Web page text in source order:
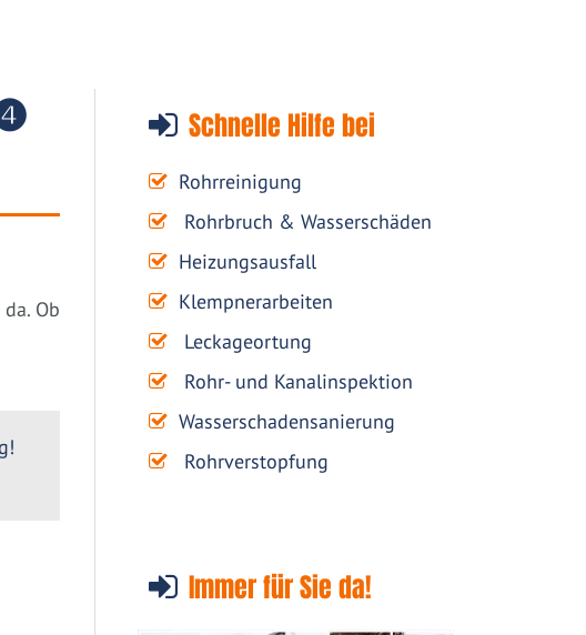
Schnelle Hilfe bei
Rohrreinigung
Rohrbruch & Wasserschäden
Heizungsausfall
Klempnerarbeiten
Leckageortung
Rohr- und Kanalinspektion
Wasserschadensanierung
Rohrverstopfung
Immer für Sie da!
Ob